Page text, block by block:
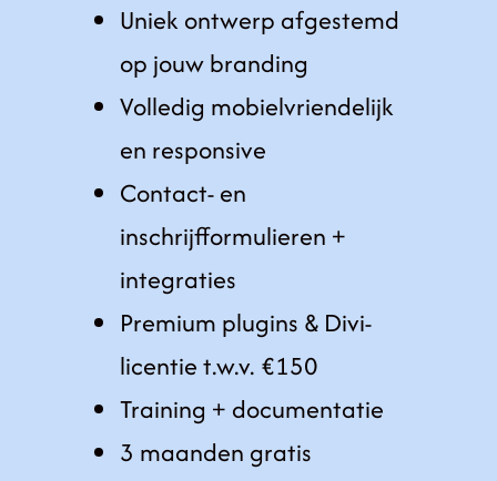
Uniek ontwerp afgestemd
op jouw branding
Volledig mobielvriendelijk
en responsive
Contact- en
inschrijfformulieren +
integraties
Premium plugins & Divi-
licentie t.w.v. €150
Training + documentatie
3 maanden gratis